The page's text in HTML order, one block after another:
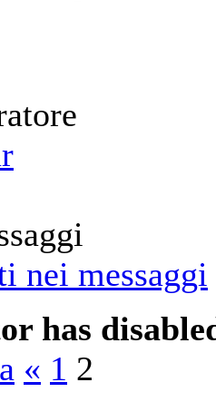
has
« 1 2